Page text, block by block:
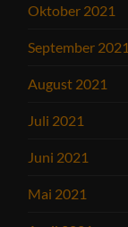
Oktober 2021
September 2021
August 2021
Juli 2021
Juni 2021
Mai 2021